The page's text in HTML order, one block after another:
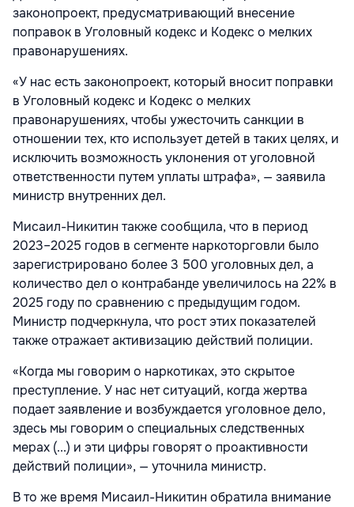
законопроект, предусматривающий внесение
поправок в Уголовный кодекс и Кодекс о мелких
правонарушениях.
«У нас есть законопроект, который вносит поправки
в Уголовный кодекс и Кодекс о мелких
правонарушениях, чтобы ужесточить санкции в
отношении тех, кто использует детей в таких целях, и
исключить возможность уклонения от уголовной
ответственности путем уплаты штрафа», — заявила
министр внутренних дел.
Мисаил-Никитин также сообщила, что в период
2023–2025 годов в сегменте наркоторговли было
зарегистрировано более 3 500 уголовных дел, а
количество дел о контрабанде увеличилось на 22% в
2025 году по сравнению с предыдущим годом.
Министр подчеркнула, что рост этих показателей
также отражает активизацию действий полиции.
«Когда мы говорим о наркотиках, это скрытое
преступление. У нас нет ситуаций, когда жертва
подает заявление и возбуждается уголовное дело,
здесь мы говорим о специальных следственных
мерах (...) и эти цифры говорят о проактивности
действий полиции», — уточнила министр.
В то же время Мисаил-Никитин обратила внимание